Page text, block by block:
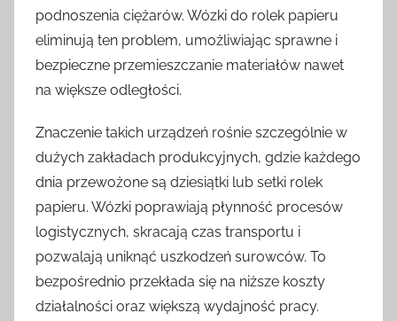
podnoszenia ciężarów. Wózki do rolek papieru
eliminują ten problem, umożliwiając sprawne i
bezpieczne przemieszczanie materiałów nawet
na większe odległości.
Znaczenie takich urządzeń rośnie szczególnie w
dużych zakładach produkcyjnych, gdzie każdego
dnia przewożone są dziesiątki lub setki rolek
papieru. Wózki poprawiają płynność procesów
logistycznych, skracają czas transportu i
pozwalają uniknąć uszkodzeń surowców. To
bezpośrednio przekłada się na niższe koszty
działalności oraz większą wydajność pracy.